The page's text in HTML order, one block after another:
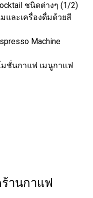
ชนิดต่างๆ (1/2)
และเครื่องดื่มด้วยสี
Machine
ชั่นกาแฟ เมนูกาแฟ
ร้านกาแฟ